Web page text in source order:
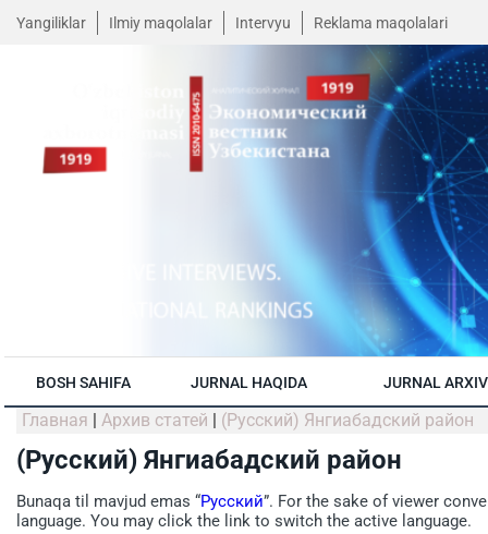
Yangiliklar Ilmiy maqolalar Intervyu Reklama maqolalari
BOSH SAHIFA JURNAL HAQIDA JURNAL
Главная | Архив статей | (Русский) Янгиабадский район
(Русский) Янгиабадский район
Bunaqa til mavjud emas “Русский”. For the sake of viewer
language. You may click the link to switch the active language.